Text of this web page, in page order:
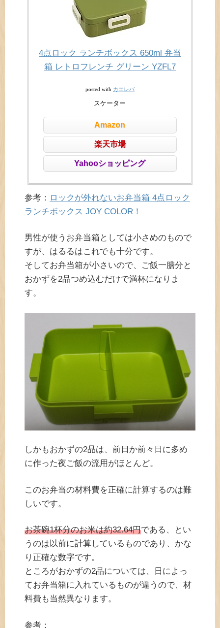
4点ロック ランチボックス 650ml 弁当
箱 レトロフレンチ グリーン YZFL7
posted with カエレバ
スケーター
Amazon
楽天市場
Yahooショッピング
参考： ロックが外れないお弁当箱 4点ロック
ランチボックス JOY COLOR！
男性が使うお弁当箱としては小さめのもので
すが、はるるはこれでも十分です。
そしてお弁当箱が小さいので、ご飯一膳分と
おかずを2品つめ込むだけで満杯になりま
す。
しかもおかずの2品は、前日か前々日に多め
に作った夜ご飯の流用がほとんど。
このお弁当の材料費を正確に計算するのは難
しいです。
お茶碗1杯分のお米は約32.64円である、とい
うのは以前に計算しているものであり、かな
り正確な数字です。
ところがおかずの2品については、日によっ
てお弁当箱に入れているものが違うので、材
料費も当然異なります。
参考：